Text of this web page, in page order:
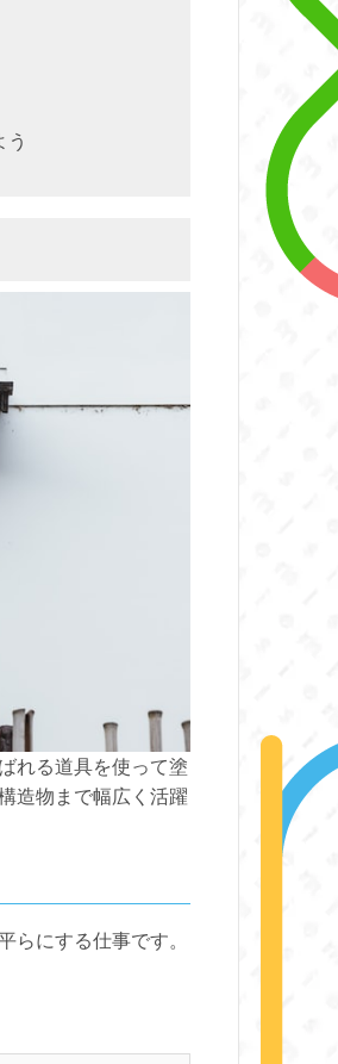
う
れる道具を使って塗
造物まで幅広く活躍
らにする仕事です。